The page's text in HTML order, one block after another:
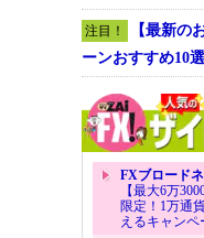
注目！
【最新の
ーンおすすめ10選
FXブロード
【最大6万
限定！1万通
えるキャンペ